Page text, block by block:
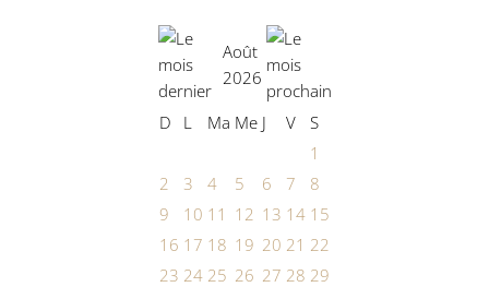
Août
2026
D L Ma Me J V
S
1
2
3 4 5 6 7
8
9
10 11 12 13 14 15
16 17 18 19 20 21 22
23 24 25 26 27 28 29